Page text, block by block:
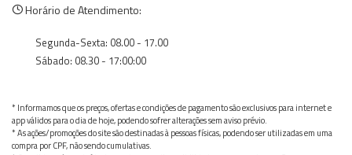
Horário de Atendimento:
Segunda-Sexta: 08.00 - 17.00
Sábado: 08.30 - 17:00:00
* Informamos que os preços, ofertas e condições de pagamento são exclusivos para internet e
app válidos para o dia de hoje, podendo sofrer alterações sem aviso prévio.
* As ações/promoções do site são destinadas à pessoas físicas, podendo ser utilizadas em uma
compra por CPF, não sendo cumulativas.